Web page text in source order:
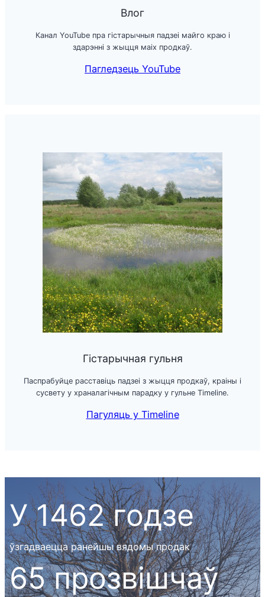
Влог
Канал YouTube пра гістарычныя падзеі майго краю і
здарэнні з жыцця маіх продкаў.
Пагледзець YouTube
Гістарычная гульня
Паспрабуйце расставіць падзеі з жыцця продкаў, краіны і
сусвету у храналагічным парадку у гульне Timeline.
Пагуляць у Timeline
1462
годзе
У 1462 годзе
ўзгадваецца ранейшы вядомы продак
65
прозвішчаў
65 прозвішчаў